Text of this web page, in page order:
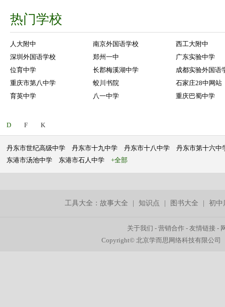
热门学校
人大附中 南京外国语学校
西工大附中
深圳外国语学校
郑州一中
广东实验中学
位育中学
长郡梅溪湖中学
成都实验外国语
重庆市第八中学
蛟川书院
石家庄28中网站
育英中学
八一中学 重庆巴蜀中学
D F K
丹东市世纪高级中学 丹东市十九中学 丹东市十八中学
丹东市第十六中
东港市汤池中学
东港市石人中学 +全部
工具大全：故事大全 |知识点 图书大全 |初中
关于我们 -营销合作 -友情链接 -
Copyright© 北京学而思网络科技有限公司